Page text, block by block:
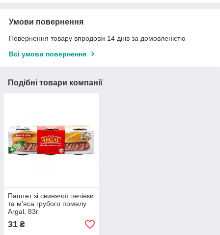
Умови повернення
Повернення товару впродовж 14 днів за домовленістю
Всі умови повернення
Подібні товари компанії
Паштет зі свинячої печінки
та м'яса грубого помелу
Argal, 83г
31 ₴